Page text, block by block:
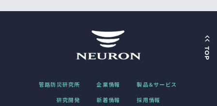
管路防災研究所 企業情報 製品＆サービス
研究開発 新着情報 採用情報